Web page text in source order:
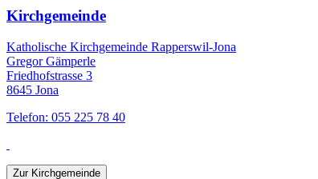
Kirchgemeinde
Katholische Kirchgemeinde Rapperswil-Jona
Gregor Gämperle
Friedhofstrasse 3
8645 Jona
Telefon: 055 225 78 40
Zur Kirchgemeinde